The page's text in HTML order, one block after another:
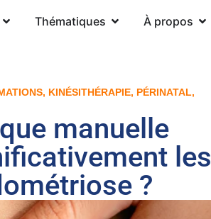
Thématiques À propos
, KINÉSITHÉRAPIE, PÉRINATAL,
manuelle
les
?